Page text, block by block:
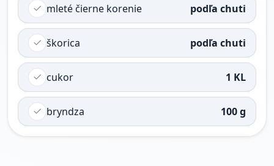
mleté čierne korenie podľa chuti
škorica podľa chuti
cukor 1 KL
bryndza 100 g